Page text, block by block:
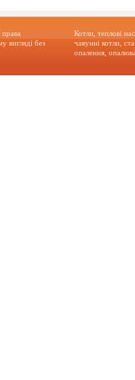
вигляді без
Котли, теплові
чавунні котли,
опалення,